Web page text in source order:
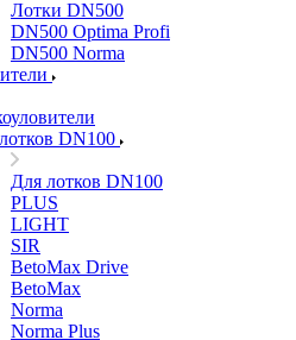
Лотки DN500
DN500 Optima Profi
DN500 Norma
DN100
Для лотков DN100
PLUS
LIGHT
SIR
BetoMax Drive
BetoMax
Norma
Norma Plus